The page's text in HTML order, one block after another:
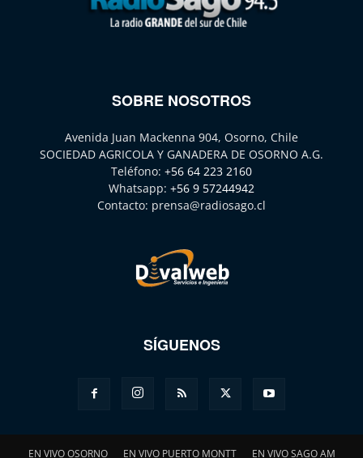
SOBRE NOSOTROS
Avenida Juan Mackenna 904, Osorno, Chile
SOCIEDAD AGRICOLA Y GANADERA DE OSORNO A.G.
Teléfono: +56 64 223 2160
Whatsapp: +56 9 57244942
Contacto: prensa@radiosago.cl
SÍGUENOS
EN VIVO OSORNO EN VIVO PUERTO MONTT EN VIVO SAGO AM